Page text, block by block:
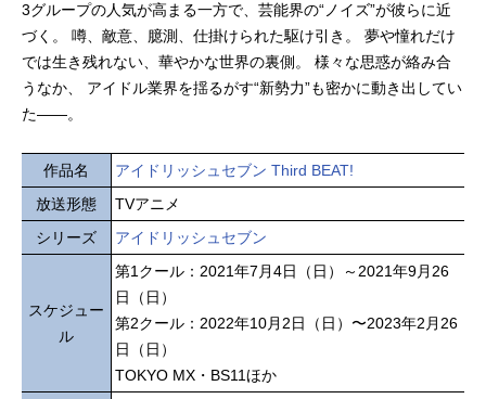
3グループの人気が高まる一方で、芸能界の“ノイズ”が彼らに近
づく。 噂、敵意、臆測、仕掛けられた駆け引き。 夢や憧れだけ
では生き残れない、華やかな世界の裏側。 様々な思惑が絡み合
うなか、 アイドル業界を揺るがす“新勢力”も密かに動き出してい
た――。
作品名
アイドリッシュセブン Third BEAT!
放送形態
TVアニメ
シリーズ
アイドリッシュセブン
スケジュー
ル
第1クール：2021年7月4日（日）～2021年9月26
日（日）
第2クール：2022年10月2日（日）〜2023年2月26
日（日）
TOKYO MX・BS11ほか